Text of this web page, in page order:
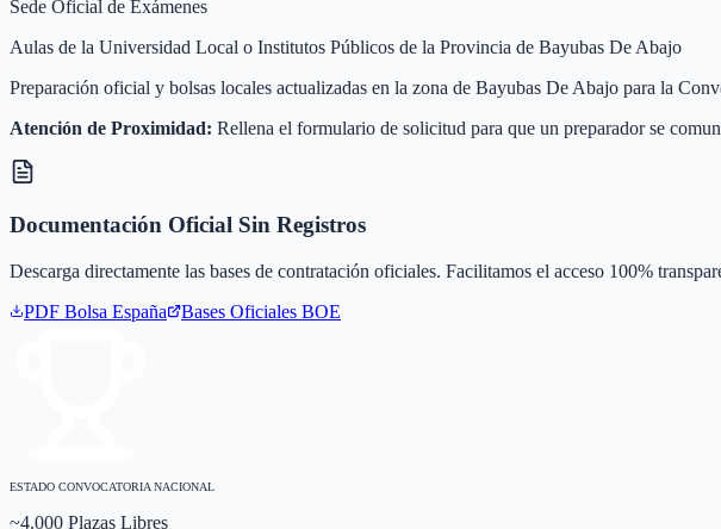
Sede Oficial de Exámenes
Aulas de la Universidad Local o Institutos Públicos de la Provincia de Bayubas De Abajo
Preparación oficial y bolsas locales actualizadas en la zona de Bayubas De Abajo para la
Atención de Proximidad: Rellena el formulario de solicitud para que un preparador se
Documentación Oficial Sin Registros
Descarga directamente las bases de contratación oficiales. Facilitamos el acceso 100%
PDF Bolsa España Bases Oficiales BOE
ESTADO CONVOCATORIA NACIONAL
~4.000 Plazas Libres